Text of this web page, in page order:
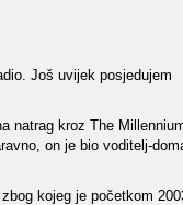
Još uvijek posjedujem
natrag kroz The
on je bio voditelj-
kojeg je početkom